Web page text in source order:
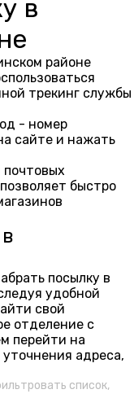
в
районе
трекинг службы
- номер
сайте и нажать
почтовых
быстро
посылку в
удобной
свой
отделение с
перейти на
адреса,
список,